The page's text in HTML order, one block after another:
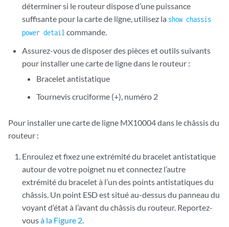
déterminer si le routeur dispose d’une puissance
suffisante pour la carte de ligne, utilisez la show chassis
power detail commande.
Assurez-vous de disposer des pièces et outils suivants
pour installer une carte de ligne dans le routeur :
Bracelet antistatique
Tournevis cruciforme (+), numéro 2
Pour installer une carte de ligne MX10004 dans le châssis du
routeur :
Enroulez et fixez une extrémité du bracelet antistatique
autour de votre poignet nu et connectez l’autre
extrémité du bracelet à l’un des points antistatiques du
châssis. Un point ESD est situé au-dessus du panneau du
voyant d’état à l’avant du châssis du routeur. Reportez-
vousà la Figure 2